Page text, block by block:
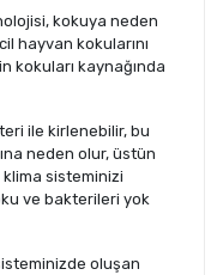
kokuya neden
hayvan kokularını
kokuları kaynağında
ile kirlenebilir, bu
neden olur, üstün
sisteminizi
ve bakterileri yok
oluşan